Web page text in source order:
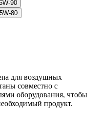
90
80
для воздушных
совместно с
оборудования, чтобы
продукт.